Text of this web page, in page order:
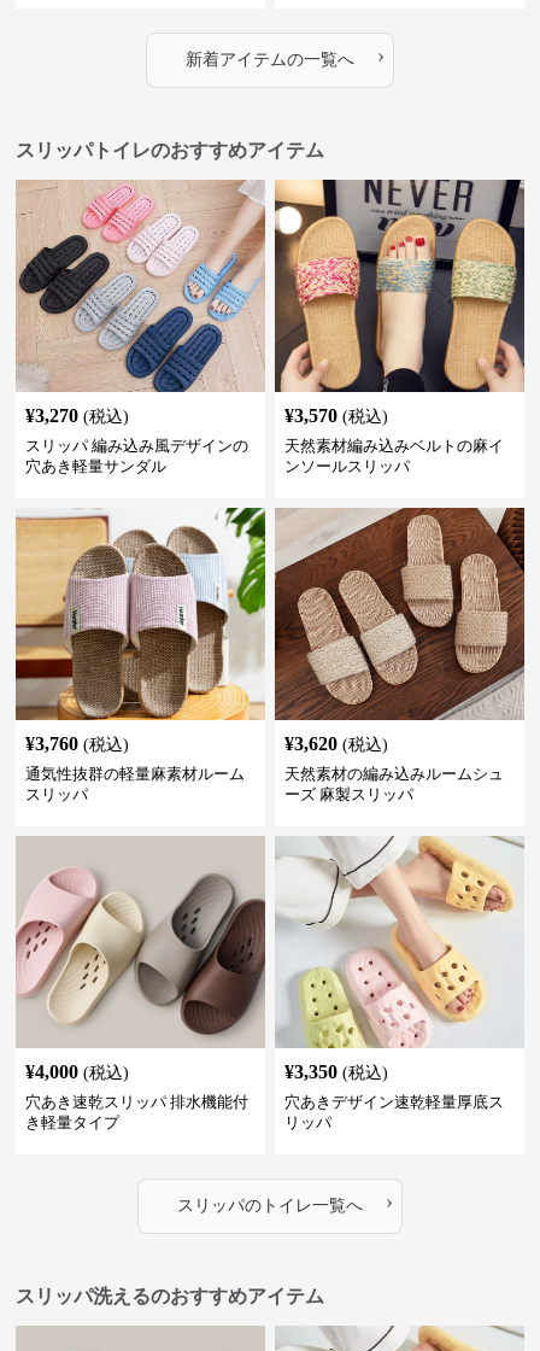
新着アイテムの一覧へ ›
スリッパトイレのおすすめアイテム
¥3,270 (税込)
スリッパ 編み込み風デザインの
穴あき軽量サンダル
¥3,570 (税込)
天然素材編み込みベルトの麻イ
ンソールスリッパ
¥3,760 (税込)
通気性抜群の軽量麻素材ルーム
スリッパ
¥3,620 (税込)
天然素材の編み込みルームシュ
ーズ 麻製スリッパ
¥4,000 (税込)
穴あき速乾スリッパ 排水機能付
き軽量タイプ
¥3,350 (税込)
穴あきデザイン速乾軽量厚底ス
リッパ
スリッパのトイレ一覧へ ›
スリッパ洗えるのおすすめアイテム